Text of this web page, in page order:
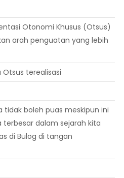
Otonomi Khusus (Otsus)
arah penguatan yang lebih
terealisasi
tidak boleh puas meskipun ini
dalam sejarah kita
di Bulog di tangan